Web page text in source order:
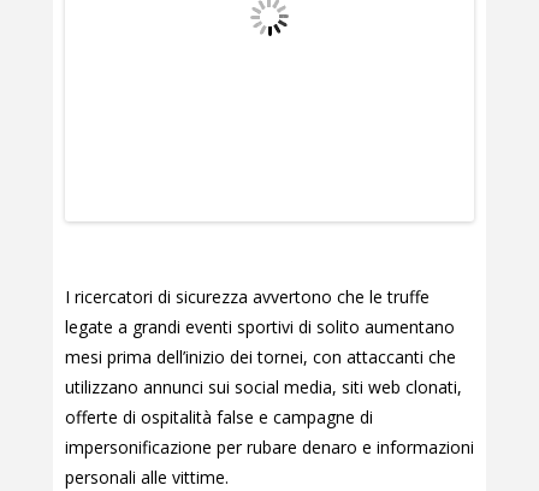
I ricercatori di sicurezza avvertono che le truffe
legate a grandi eventi sportivi di solito aumentano
mesi prima dell’inizio dei tornei, con attaccanti che
utilizzano annunci sui social media, siti web clonati,
offerte di ospitalità false e campagne di
impersonificazione per rubare denaro e informazioni
personali alle vittime.